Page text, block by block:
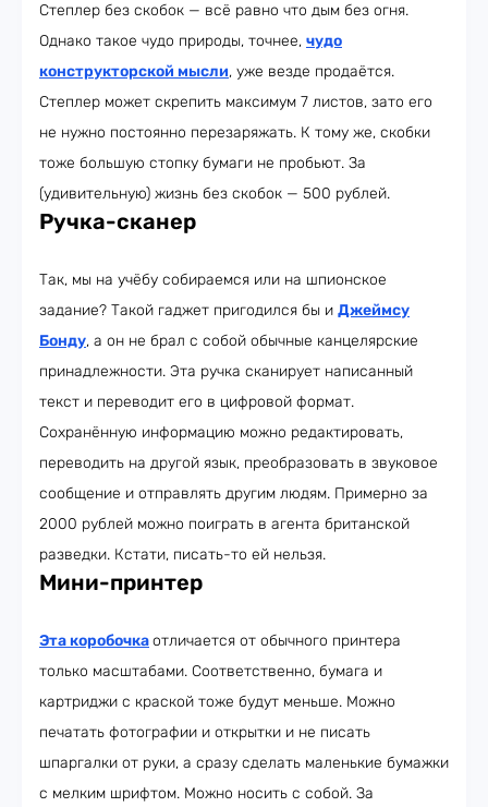
Степлер без скобок — всё равно что дым без огня.
Однако такое чудо природы, точнее, чудо
конструкторской мысли, уже везде продаётся.
Степлер может скрепить максимум 7 листов, зато его
не нужно постоянно перезаряжать. К тому же, скобки
тоже большую стопку бумаги не пробьют. За
(удивительную) жизнь без скобок — 500 рублей.
Ручка-сканер
Так, мы на учёбу собираемся или на шпионское
задание? Такой гаджет пригодился бы и Джеймсу
Бонду, а он не брал с собой обычные канцелярские
принадлежности. Эта ручка сканирует написанный
текст и переводит его в цифровой формат.
Сохранённую информацию можно редактировать,
переводить на другой язык, преобразовать в звуковое
сообщение и отправлять другим людям. Примерно за
2000 рублей можно поиграть в агента британской
разведки. Кстати, писать-то ей нельзя.
Мини-принтер
Эта коробочкаотличается от обычного принтера
только масштабами. Соответственно, бумага и
картриджи с краской тоже будут меньше. Можно
печатать фотографии и открытки и не писать
шпаргалки от руки, а сразу сделать маленькие бумажки
с мелким шрифтом. Можно носить с собой. За